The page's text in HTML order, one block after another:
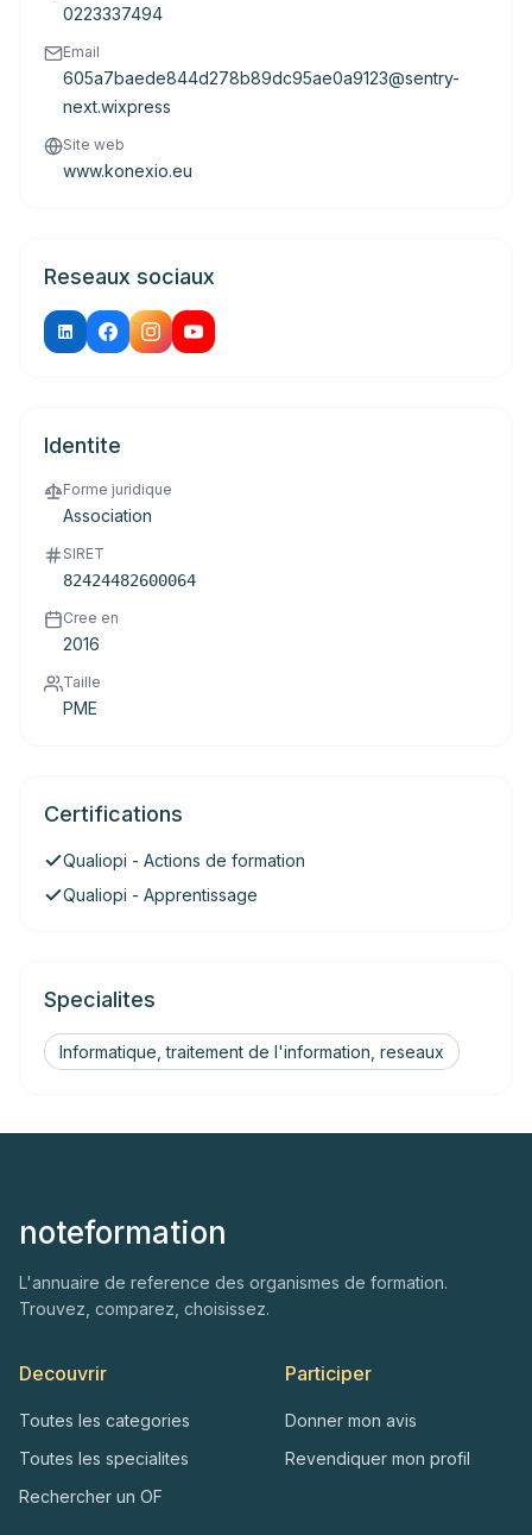
0223337494
Email
605a7baede844d278b89dc95ae0a9123@sentry-
next.wixpress
Site web
www.konexio.eu
Reseaux sociaux
Identite
Forme juridique
Association
SIRET
82424482600064
Cree en
2016
Taille
PME
Certifications
Qualiopi - Actions de formation
Qualiopi - Apprentissage
Specialites
Informatique, traitement de l'information, reseaux
noteformation
L'annuaire de reference des organismes de formation.
Trouvez, comparez, choisissez.
Decouvrir
Toutes les categories
Toutes les specialites
Rechercher un OF
Participer
Donner mon avis
Revendiquer mon profil